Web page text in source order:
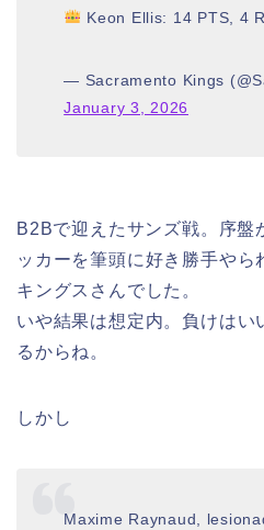
Keon Ellis: 14 PTS, 4
— Sacramento Kings
January 3, 2026
B2Bで迎えたサンズ戦。序盤
ッカーを筆頭に好き勝手やら
キングスさんでした。
いや結果は想定内。負けはい
るからね。
しかし
Maxime Raynaud,